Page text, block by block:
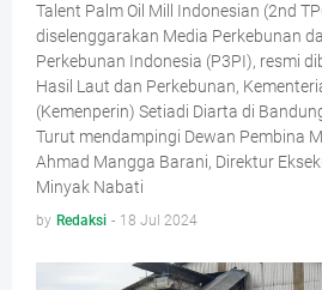
Talent Palm Oil Mill Indonesian (2nd
diselenggarakan Media Perkebunan
Perkebunan Indonesia (P3PI), resmi
Hasil Laut dan Perkebunan,
(Kemenperin) Setiadi Diarta di
Turut mendampingi Dewan Pembina
Ahmad Mangga Barani, Direktur
Minyak Nabati
by Redaksi - 18 Jul 2024